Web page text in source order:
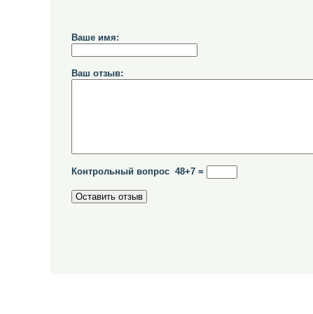
Ваше имя:
Ваш отзыв:
Контрольный вопрос 48+7 =